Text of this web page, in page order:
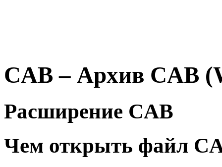
CAB – Архив CAB
Расширение CAB
Чем открыть файл